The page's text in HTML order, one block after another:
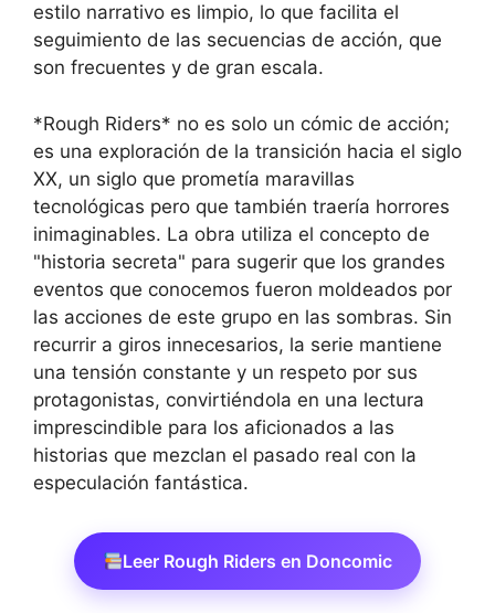
estilo narrativo es limpio, lo que facilita el
seguimiento de las secuencias de acción, que
son frecuentes y de gran escala.
*Rough Riders* no es solo un cómic de acción;
es una exploración de la transición hacia el siglo
XX, un siglo que prometía maravillas
tecnológicas pero que también traería horrores
inimaginables. La obra utiliza el concepto de
"historia secreta" para sugerir que los grandes
eventos que conocemos fueron moldeados por
las acciones de este grupo en las sombras. Sin
recurrir a giros innecesarios, la serie mantiene
una tensión constante y un respeto por sus
protagonistas, convirtiéndola en una lectura
imprescindible para los aficionados a las
historias que mezclan el pasado real con la
especulación fantástica.
Leer Rough Riders en Doncomic